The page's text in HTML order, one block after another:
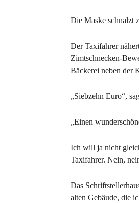
Die Maske schnalzt
Der Taxifahrer
Zimtschnecken-
Bäckerei neben der
„Siebzehn Euro“,
„Einen
Ich will ja nicht
Taxifahrer. Nein,
Das
alten Gebäude, die